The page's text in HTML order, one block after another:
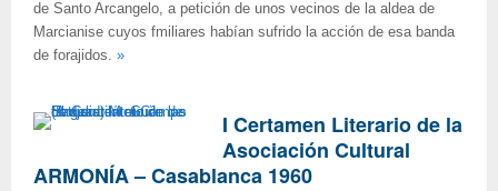
de Santo Arcangelo, a petición de unos vecinos de la aldea de
Marcianise cuyos fmiliares habían sufrido la acción de esa banda
de forajidos. »
I Certamen Literario de la
Asociación Cultural
ARMONÍA – Casablanca 1960